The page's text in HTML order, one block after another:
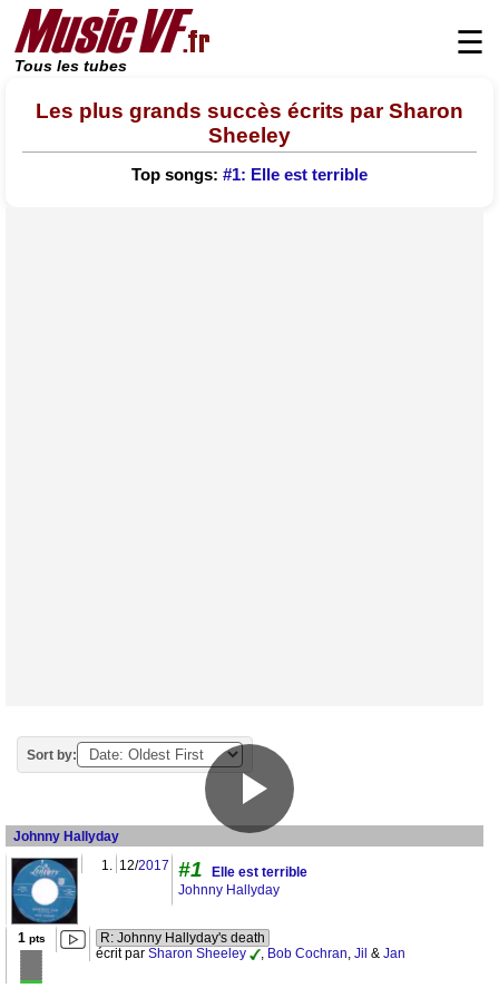
Tous les tubes
☰
Les plus grands succès écrits par Sharon
Sheeley
Top songs: #1: Elle est terrible
Sort by:
Johnny Hallyday
1. 12/2017 #1
Elle est terrible
Johnny Hallyday
1 pts
R: Johnny Hallyday's death
écrit par Sharon Sheeley , Bob Cochran, Jil & Jan